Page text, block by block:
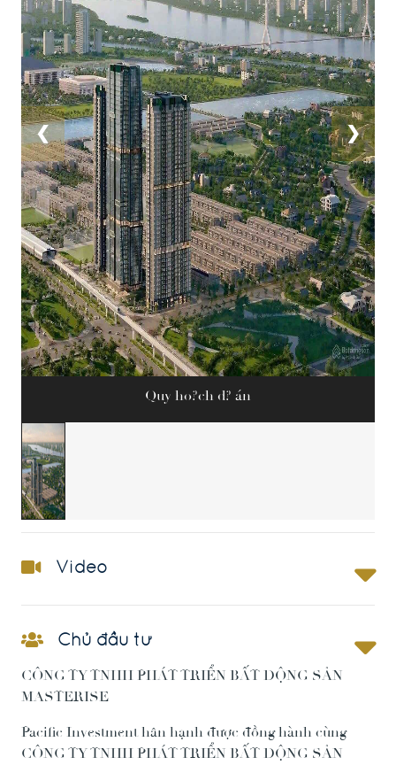
❮ ❯
Quy ho?ch d? án
Video
Chủ đầu tư
CÔNG TY TNHH PHÁT TRIỂN BẤT ĐỘNG SẢN
MASTERISE
Pacific Investment hân hạnh được đồng hành cùng
CÔNG TY TNHH PHÁT TRIỂN BẤT ĐỘNG SẢN